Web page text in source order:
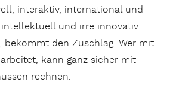
inter­aktiv, inter­na­tional und
und irre inno­vativ
bekommt den Zuschlag. Wer mit
kann ganz sicher mit
rechnen.